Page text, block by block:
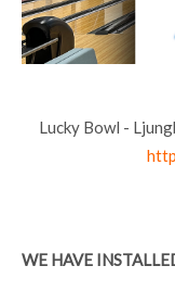
Lucky Bowl -
WE HAVE